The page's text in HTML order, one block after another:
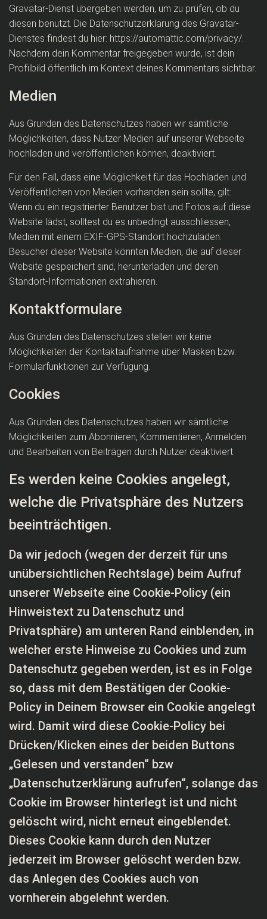
Gravatar-Dienst übergeben werden, um zu prüfen, ob du
diesen benutzt. Die Datenschutzerklärung des Gravatar-
Dienstes findest du hier: https://automattic.com/privacy/.
Nachdem dein Kommentar freigegeben wurde, ist dein
Profilbild öffentlich im Kontext deines Kommentars sichtbar.
Medien
Aus Gründen des Datenschutzes haben wir sämtliche
Möglichkeiten, dass Nutzer Medien auf unserer Webseite
hochladen und veröffentlichen können, deaktiviert.
Für den Fall, dass eine Möglichkeit für das Hochladen und
Veröffentlichen von Medien vorhanden sein sollte, gilt:
Wenn du ein registrierter Benutzer bist und Fotos auf diese
Website lädst, solltest du es unbedingt ausschliessen,
Medien mit einem EXIF-GPS-Standort hochzuladen.
Besucher dieser Website könnten Medien, die auf dieser
Website gespeichert sind, herunterladen und deren
Standort-Informationen extrahieren.
Kontaktformulare
Aus Gründen des Datenschutzes stellen wir keine
Möglichkeiten der Kontaktaufnahme über Masken bzw.
Formularfunktionen zur Verfügung.
Cookies
Aus Gründen des Datenschutzes haben wir sämtliche
Möglichkeiten zum Abonnieren, Kommentieren, Anmelden
und Bearbeiten von Beiträgen durch Nutzer deaktiviert.
Es werden keine Cookies angelegt,
welche die Privatsphäre des Nutzers
beeinträchtigen.
Da wir jedoch (wegen der derzeit für uns
unübersichtlichen Rechtslage) beim Aufruf
unserer Webseite eine Cookie-Policy (ein
Hinweistext zu Datenschutz und
Privatsphäre) am unteren Rand einblenden, in
welcher erste Hinweise zu Cookies und zum
Datenschutz gegeben werden, ist es in Folge
so, dass mit dem Bestätigen der Cookie-
Policy in Deinem Browser ein Cookie angelegt
wird. Damit wird diese Cookie-Policy bei
Drücken/Klicken eines der beiden Buttons
„Gelesen und verstanden“ bzw
„Datenschutzerklärung aufrufen“, solange das
Cookie im Browser hinterlegt ist und nicht
gelöscht wird, nicht erneut eingeblendet.
Dieses Cookie kann durch den Nutzer
jederzeit im Browser gelöscht werden bzw.
das Anlegen des Cookies auch von
vornherein abgelehnt werden.